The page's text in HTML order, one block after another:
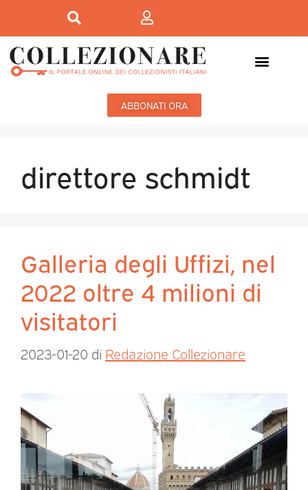
ABBONATI ORA
direttore schmidt
Galleria degli Uffizi, nel
2022 oltre 4 milioni di
visitatori
2023-01-20 di Redazione Collezionare